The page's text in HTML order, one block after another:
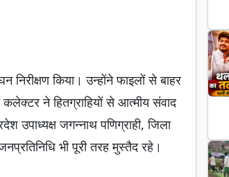
निरीक्षण किया। उन्होंने फाइलों से बाहर
ने हितग्राहियों से आत्मीय संवाद
उपाध्यक्ष जगन्नाथ पणिग्राही, जिला
भी पूरी तरह मुस्तैद रहे।